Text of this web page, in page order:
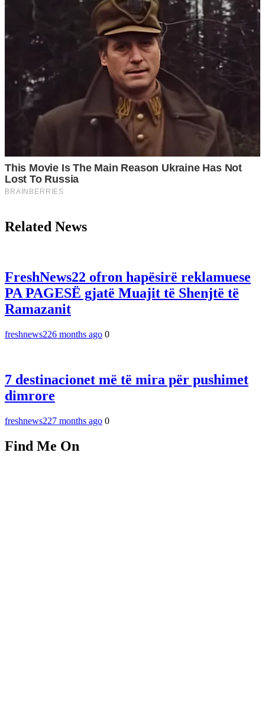
Related News
FreshNews22 ofron hapësirë reklamuese
PA PAGESË gjatë Muajit të Shenjtë të
Ramazanit
freshnews226 months ago 0
7 destinacionet më të mira për pushimet
dimrore
freshnews227 months ago 0
Find Me On